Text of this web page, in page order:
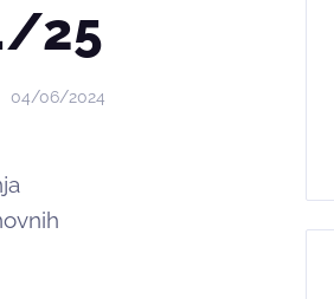
25
04/06/2024